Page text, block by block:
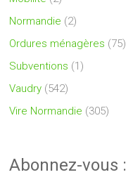
Normandie (2)
Ordures ménagères (75)
Subventions (1)
Vaudry (542)
Vire Normandie (305)
Abonnez-vous :